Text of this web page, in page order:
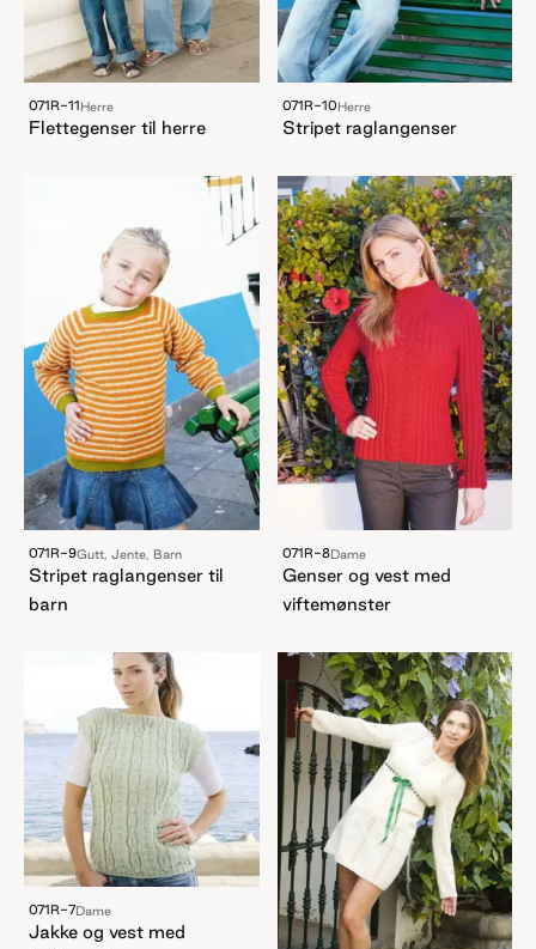
071R-11 Herre
Flettegenser til herre
071R-10Herre
Stripet raglangenser
071R-9Gutt, Jente, Barn
Stripet raglangenser til
barn
071R-8Dame
Genser og vest med
viftemønster
071R-7Dame
Jakke og vest med